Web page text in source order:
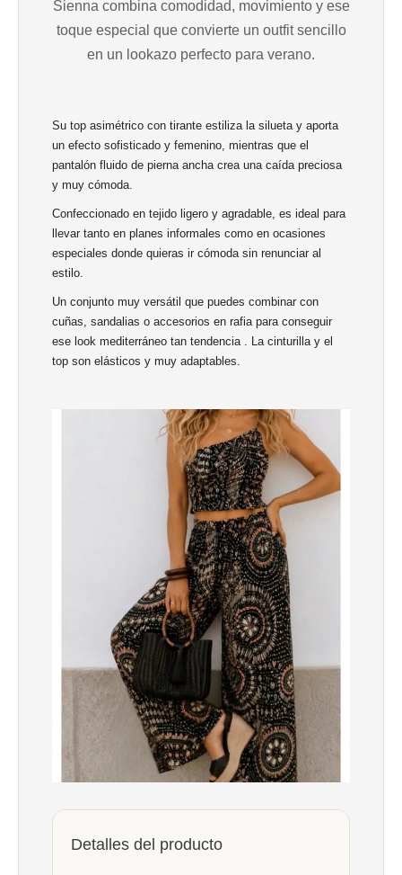
Sienna combina comodidad, movimiento y ese
toque especial que convierte un outfit sencillo
en un lookazo perfecto para verano.
Su top asimétrico con tirante estiliza la silueta y aporta
un efecto sofisticado y femenino, mientras que el
pantalón fluido de pierna ancha crea una caída preciosa
y muy cómoda.
Confeccionado en tejido ligero y agradable, es ideal para
llevar tanto en planes informales como en ocasiones
especiales donde quieras ir cómoda sin renunciar al
estilo.
Un conjunto muy versátil que puedes combinar con
cuñas, sandalias o accesorios en rafia para conseguir
ese look mediterráneo tan tendencia . La cinturilla y el
top son elásticos y muy adaptables.
Detalles del producto